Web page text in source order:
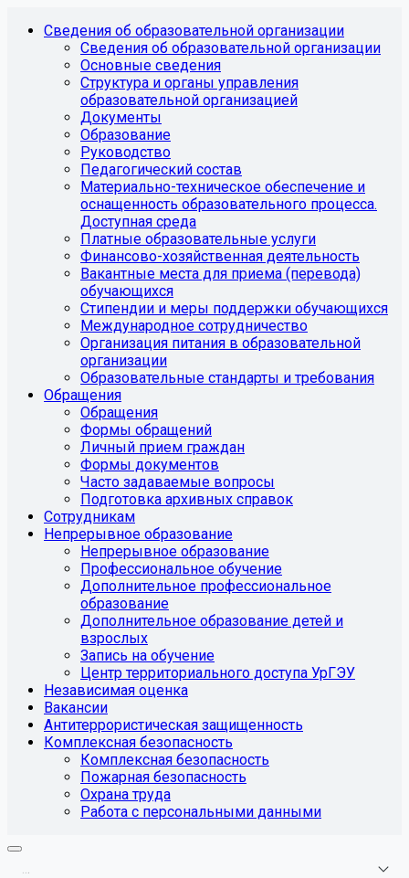
Сведения об образовательной организации
Сведения об образовательной организации
Основные сведения
Структура и органы управления
образовательной организацией
Документы
Образование
Руководство
Педагогический состав
Материально-техническое обеспечение и
оснащенность образовательного процесса.
Доступная среда
Платные образовательные услуги
Финансово-хозяйственная деятельность
Вакантные места для приема (перевода)
обучающихся
Стипендии и меры поддержки обучающихся
Международное сотрудничество
Организация питания в образовательной
организации
Образовательные стандарты и требования
Обращения
Обращения
Формы обращений
Личный прием граждан
Формы документов
Часто задаваемые вопросы
Подготовка архивных справок
Сотрудникам
Непрерывное образование
Непрерывное образование
Профессиональное обучение
Дополнительное профессиональное
образование
Дополнительное образование детей и
взрослых
Запись на обучение
Центр территориального доступа УрГЭУ
Независимая оценка
Вакансии
Антитеррористическая защищенность
Комплексная безопасность
Комплексная безопасность
Пожарная безопасность
Охрана труда
Работа с персональными данными
...